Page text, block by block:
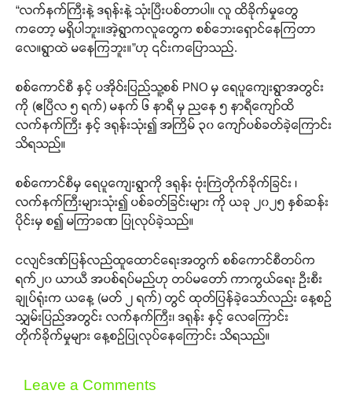
“လက်နက်ကြီးနဲ့ ဒရုန်းနဲ့ သုံးပြီးပစ်တာပါ။ လူ ထိခိုက်မှုတွေ
ကတော့ မရှိပါဘူး။အဲ့ရွာကလူတွေက စစ်ဘေးရှောင်နေကြတာ
လေ။ရွာထဲ မနေကြဘူး။”ဟု ၎င်းကပြောသည်.
စစ်ကောင်စီ နှင့် ပအိုဝ်းပြည်သူ့စစ် PNO မှ ရေပူကျေးရွာအတွင်း
ကို (ဧပြီလ ၅ ရက်) မနက် ၆ နာရီ မှ ညနေ ၅ နာရီကျော်ထိ
လက်နက်ကြီး နှင့် ဒရုန်းသုံး၍ အကြိမ် ၃၀ ကျော်ပစ်ခတ်ခဲ့ကြောင်း
သိရသည်။
စစ်ကောင်စီမှ ရေပူ‌ကျေးရွာကို ဒရုန်း ဗုံးကြဲတိုက်ခိုက်ခြင်း ၊
လက်နက်ကြီးများသုံး၍ ပစ်ခတ်ခြင်းများ ကို ယခု ၂၀၂၅ နှစ်ဆန်း
ပိုင်းမှ စ၍ မကြာခဏ ပြုလုပ်ခဲ့သည်။
ငလျင်ဒဏ်ပြန်လည်ထူထောင်ရေးအတွက် စစ်ကောင်စီတပ်က
ရက်၂၀ ယာယီ အပစ်ရပ်မည်ဟု တပ်မတော် ကာကွယ်ရေး ဦးစီး
ချုပ်ရုံးက ယနေ့ (မတ် ၂ ရက်) တွင် ထုတ်ပြန်ခဲ့သော်လည်း နေ့စဉ်
သျှမ်းပြည်အတွင်း လက်နက်ကြီး၊ ဒရုန်း နှင့် လေကြောင်း
တိုက်ခိုက်မှုများ နေ့စဉ်ပြုလုပ်နေကြောင်း သိရသည်။
Leave a Comments